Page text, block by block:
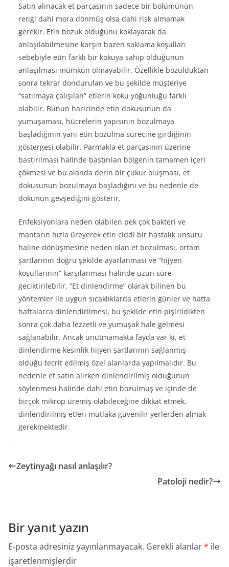
Satın alınacak et parçasının sadece bir bölümünün
rengi dahi mora dönmüş olsa dahi risk almamak
gerekir. Etin bozuk olduğunu koklayarak da
anlaşılabilmesine karşın bazen saklama koşulları
sebebiyle etin farklı bir kokuya sahip olduğunun
anlaşılması mümkün olmayabilir. Özellikle bozulduktan
sonra tekrar dondurulan ve bu şekilde müşteriye
“satılmaya çalışılan” etlerin koku yoğunluğu farklı
olabilir. Bunun haricinde etin dokusunun da
yumuşaması, hücrelerin yapısının bozulmaya
başladığının yani etin bozulma sürecine girdiğinin
göstergesi olabilir. Parmakla et parçasının üzerine
bastırılması halinde bastırılan bölgenin tamamen içeri
çökmesi ve bu alanda derin bir çukur oluşması, et
dokusunun bozulmaya başladığını ve bu nedenle de
dokunun gevşediğini gösterir.
Enfeksiyonlara neden olabilen pek çok bakteri ve
mantarın hızla üreyerek etin ciddi bir hastalık unsuru
haline dönüşmesine neden olan et bozulması, ortam
şartlarının doğru şekilde ayarlanması ve “hijyen
koşullarının” karşılanması halinde uzun süre
geciktirilebilir. “Et dinlendirme” olarak bilinen bu
yöntemler ile uygun sıcaklıklarda etlerin günler ve hatta
haftalarca dinlendirilmesi, bu şekilde etin pişirildikten
sonra çok daha lezzetli ve yumuşak hale gelmesi
sağlanabilir. Ancak unutmamakta fayda var ki, et
dinlendirme kesinlik hijyen şartlarının sağlanmış
olduğu tecrit edilmiş özel alanlarda yapılmalıdır. Bu
nedenle et satın alırken dinlendirilmiş olduğunun
söylenmesi halinde dahi etin bozulmuş ve içinde de
birçok mikrop üremiş olabileceğine dikkat etmek,
dinlendirilmiş etleri mutlaka güvenilir yerlerden almak
gerekmektedir.
Zeytinyağı nasıl anlaşılır?
Patoloji nedir?
Bir yanıt yazın
E-posta adresiniz yayınlanmayacak. Gerekli alanlar* ile
işaretlenmişlerdir